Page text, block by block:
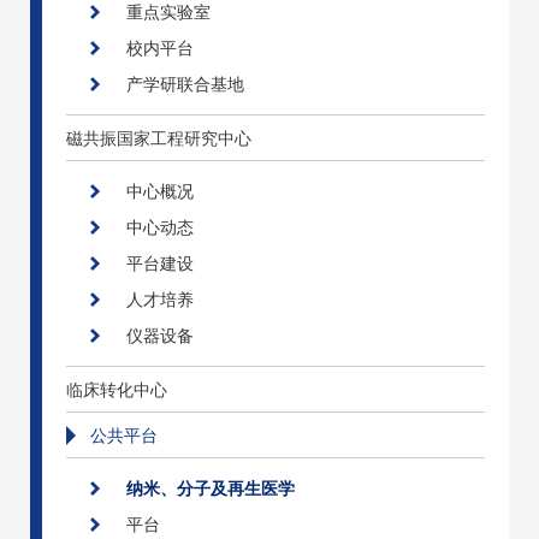
重点实验室
校内平台
产学研联合基地
磁共振国家工程研究中心
中心概况
中心动态
平台建设
人才培养
仪器设备
临床转化中心
公共平台
纳米、分子及再生医学
平台